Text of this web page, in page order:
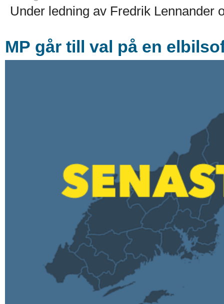
Under ledning av Fredrik Lennander
MP går till val på en